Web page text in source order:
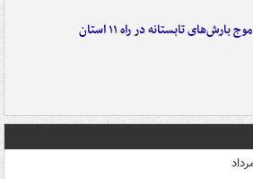
موج بارش‌های تابستانه در راه ۱۱ استان